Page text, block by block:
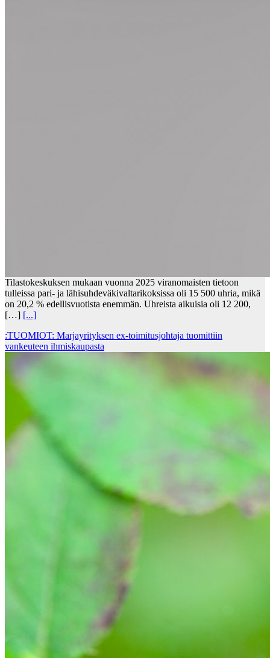
Tilastokeskuksen mukaan vuonna 2025 viranomaisten tietoon
tulleissa pari- ja lähisuhdeväkivaltarikoksissa oli 15 500 uhria, mikä
on 20,2 % edellisvuotista enemmän. Uhreista aikuisia oli 12 200,
[…] [...]
:TUOMIOT: Marjayrityksen ex-toimitusjohtaja tuomittiin
vankeuteen ihmiskaupasta